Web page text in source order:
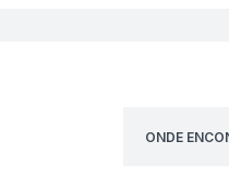
ONDE